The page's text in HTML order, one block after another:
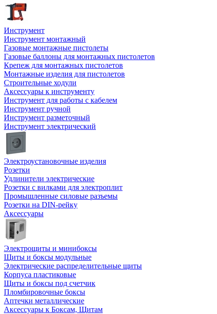
Инструмент
Инструмент монтажный
Газовые монтажные пистолеты
Газовые баллоны для монтажных пистолетов
Крепеж для монтажных пистолетов
Монтажные изделия для пистолетов
Строительные ходули
Аксессуары к инструменту
Инструмент для работы с кабелем
Инструмент ручной
Инструмент разметочный
Инструмент электрический
Электроустановочные изделия
Розетки
Удлинители электрические
Розетки с вилками для электроплит
Промышленные силовые разъемы
Розетки на DIN-рейку
Аксессуары
Электрощиты и минибоксы
Щиты и боксы модульные
Электрические распределительные щиты
Корпуса пластиковые
Щиты и боксы под счетчик
Пломбировочные боксы
Аптечки металлические
Аксессуары к Боксам, Щитам